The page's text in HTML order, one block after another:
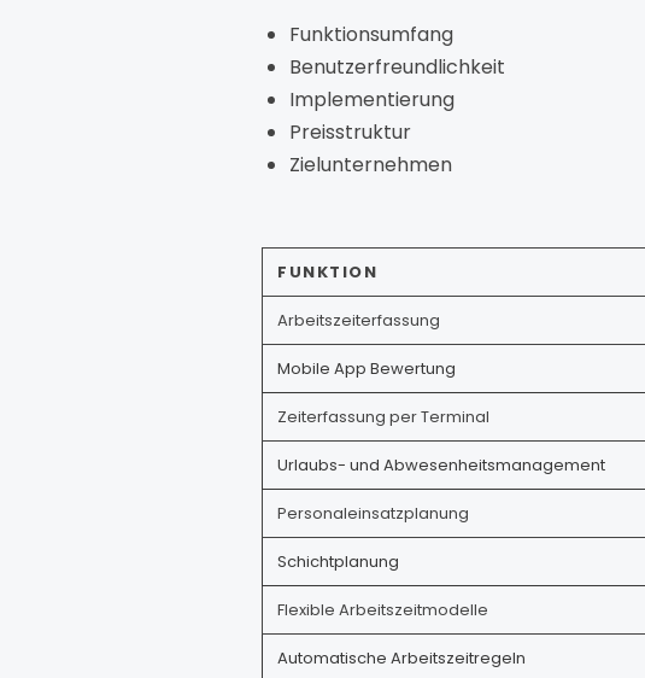
Funktionsumfang
Benutzerfreundlichkeit
Implementierung
Preisstruktur
Zielunternehmen
FUNKTION
Arbeitszeiterfassung
Mobile App Bewertung
Zeiterfassung per Terminal
Urlaubs- und Abwesenheitsmanagement
Personaleinsatzplanung
Schichtplanung
Flexible Arbeitszeitmodelle
Automatische Arbeitszeitregeln